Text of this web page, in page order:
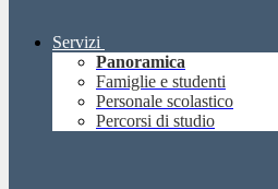
Servizi
Panoramica
Famiglie e studenti
Personale scolastico
Percorsi di studio